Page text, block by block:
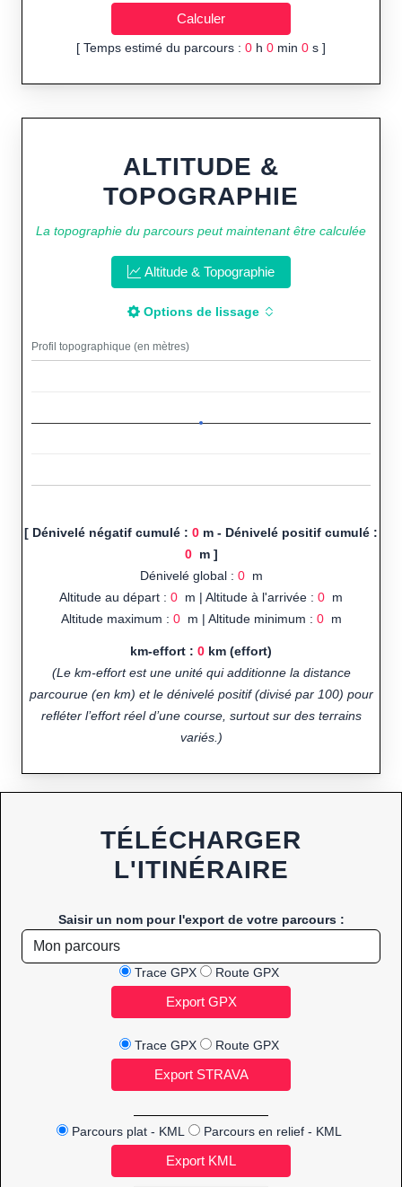
[ Temps estimé du parcours : 0 h 0 min 0 s ]
ALTITUDE &
TOPOGRAPHIE
La topographie du parcours peut maintenant être calculée
Altitude & Topographie
Options de lissage
Profil topographique (en mètres)
[ Dénivelé négatif cumulé : 0 m - Dénivelé positif cumulé :
0m ]
Dénivelé global : 0m
Altitude au départ : 0 m | Altitude à l'arrivée : 0 m
Altitude maximum : 0m | Altitude minimum : 0m
km-effort : 0 km (effort)
(Le km-effort est une unité qui additionne la distance
parcourue (en km) et le dénivelé positif (divisé par 100) pour
refléter l’effort réel d’une course, surtout sur des terrains
variés.)
TÉLÉCHARGER
L'ITINÉRAIRE
Saisir un nom pour l'export de votre parcours :
Trace GPX Route GPX
Trace GPX Route GPX
Parcours plat - KML Parcours en relief - KML